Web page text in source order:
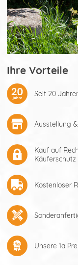
Ihre Vorteile
Seit 20
Ausstellung
Kauf auf
Käuferschutz
Kostenloser
Unsere 1a